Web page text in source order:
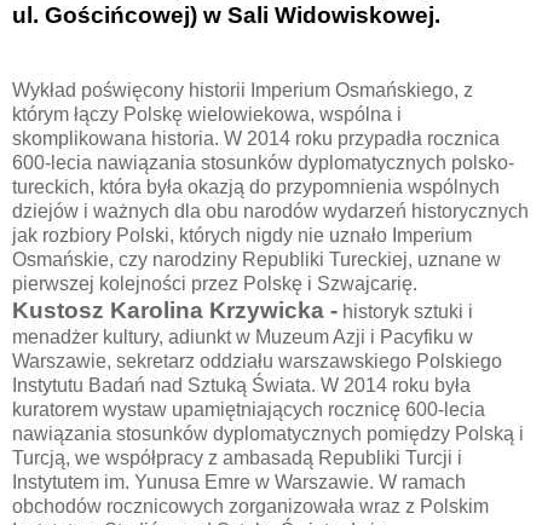
ul. Gościńcowej) w Sali Widowiskowej.
Wykład poświęcony historii Imperium Osmańskiego, z
którym łączy Polskę wielowiekowa, wspólna i
skomplikowana historia. W 2014 roku przypadła rocznica
600-lecia nawiązania stosunków dyplomatycznych polsko-
tureckich, która była okazją do przypomnienia wspólnych
dziejów i ważnych dla obu narodów wydarzeń historycznych
jak rozbiory Polski, których nigdy nie uznało Imperium
Osmańskie, czy narodziny Republiki Tureckiej, uznane w
pierwszej kolejności przez Polskę i Szwajcarię.
Kustosz Karolina Krzywicka - historyk sztuki i
menadżer kultury, adiunkt w Muzeum Azji i Pacyfiku w
Warszawie, sekretarz oddziału warszawskiego Polskiego
Instytutu Badań nad Sztuką Świata. W 2014 roku była
kuratorem wystaw upamiętniających rocznicę 600-lecia
nawiązania stosunków dyplomatycznych pomiędzy Polską i
Turcją, we współpracy z ambasadą Republiki Turcji i
Instytutem im. Yunusa Emre w Warszawie. W ramach
obchodów rocznicowych zorganizowała wraz z Polskim